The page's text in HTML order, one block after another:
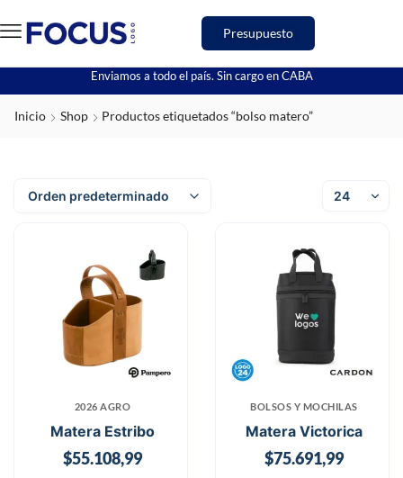
Presupuesto
Enviamos a todo el país. Sin cargo en CABA
Inicio Shop Productos etiquetados “bolso matero”
2026 AGRO
Matera Estribo
$55.108,99
BOLSOS Y MOCHILAS
Matera Victorica
$75.691,99